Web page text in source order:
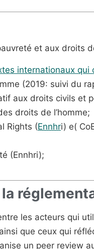
et aux droits
internationaux
(2019: suivi du
aux droits civils et
droits de l’homme;
Rights (Ennhri) e(
(Ennhri);
les acteurs qui
que ceux qui
un peer review